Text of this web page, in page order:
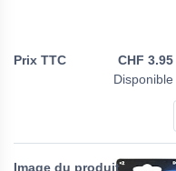
CHF 3.95
Disponible